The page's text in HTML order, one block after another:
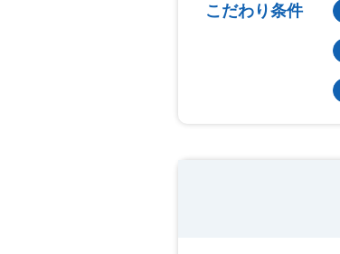
こだわり条件